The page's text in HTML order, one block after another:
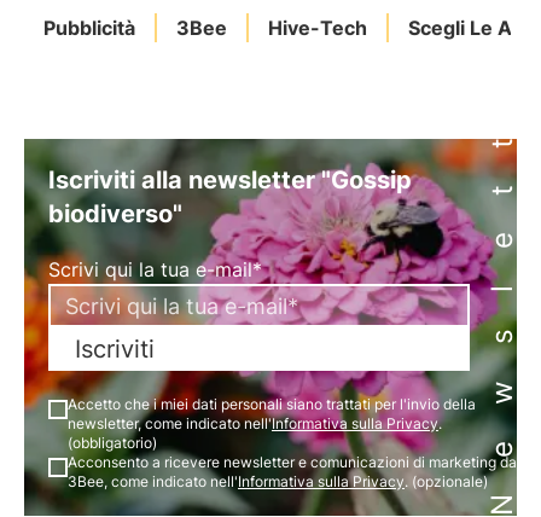
Pubblicità 3Bee Hive-Tech Scegli Le Api
Newsletter
Iscriviti alla newsletter "Gossip
biodiverso"
Scrivi qui la tua e-mail*
Iscriviti
Accetto che i miei dati personali siano trattati per l'invio della
newsletter, come indicato nell'Informativa sulla Privacy.
(obbligatorio)
Acconsento a ricevere newsletter e comunicazioni di marketing da
3Bee, come indicato nell'Informativa sulla Privacy. (opzionale)